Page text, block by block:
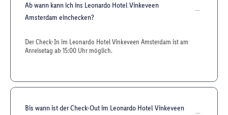
Ab wann kann ich ins Leonardo Hotel Vinkeveen
Amsterdam einchecken?
Der Check-In im Leonardo Hotel Vinkeveen Amsterdam ist am
Anreisetag ab 15:00 Uhr möglich.
Bis wann ist der Check-Out im Leonardo Hotel Vinkeveen